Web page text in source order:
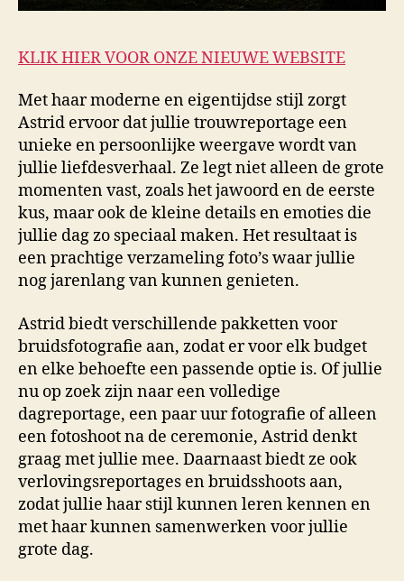
KLIK HIER VOOR ONZE NIEUWE WEBSITE
Met haar moderne en eigentijdse stijl zorgt
Astrid ervoor dat jullie trouwreportage een
unieke en persoonlijke weergave wordt van
jullie liefdesverhaal. Ze legt niet alleen de grote
momenten vast, zoals het jawoord en de eerste
kus, maar ook de kleine details en emoties die
jullie dag zo speciaal maken. Het resultaat is
een prachtige verzameling foto’s waar jullie
nog jarenlang van kunnen genieten.
Astrid biedt verschillende pakketten voor
bruidsfotografie aan, zodat er voor elk budget
en elke behoefte een passende optie is. Of jullie
nu op zoek zijn naar een volledige
dagreportage, een paar uur fotografie of alleen
een fotoshoot na de ceremonie, Astrid denkt
graag met jullie mee. Daarnaast biedt ze ook
verlovingsreportages en bruidsshoots aan,
zodat jullie haar stijl kunnen leren kennen en
met haar kunnen samenwerken voor jullie
grote dag.